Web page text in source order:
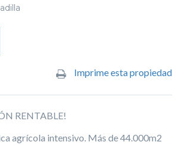
Imprime esta propiedad
RENTABLE!
agrícola intensivo. Más de 44.000m2